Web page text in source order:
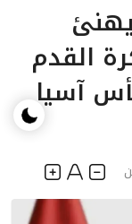
القدم
آسيا